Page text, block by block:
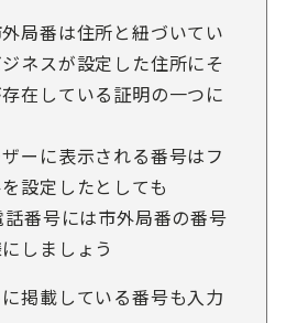
局番は住所と紐づいてい
ネスが設定した住所にそ
在している証明の一つに
ーに表示される番号はフ
設定したとしても
番号には市外局番の番号
しましょう
掲載している番号も入力